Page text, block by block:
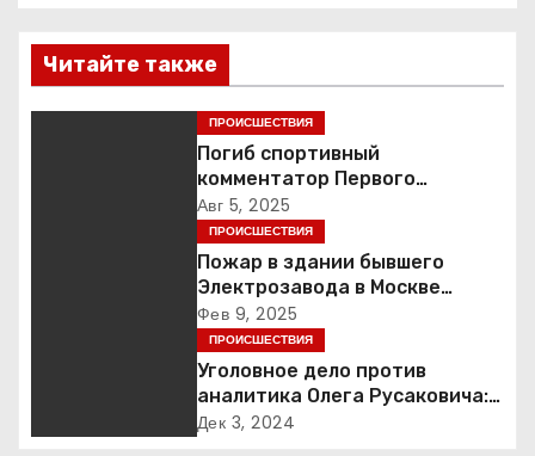
и
о
Читайте также
ПРОИСШЕСТВИЯ
Погиб спортивный
комментатор Первого
Александр Гришин
Авг 5, 2025
ПРОИСШЕСТВИЯ
Пожар в здании бывшего
Электрозавода в Москве
успешно ликвидирован
Фев 9, 2025
ПРОИСШЕСТВИЯ
Уголовное дело против
аналитика Олега Русаковича:
обвинения, вымогательство и
Дек 3, 2024